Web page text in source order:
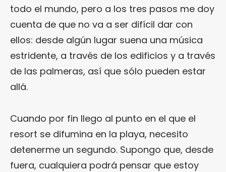
todo el mundo, pero a los tres pasos me doy
cuenta de que no va a ser difícil dar con
ellos: desde algún lugar suena una música
estridente, a través de los edificios y a través
de las palmeras, así que sólo pueden estar
allá.
Cuando por fin llego al punto en el que el
resort se difumina en la playa, necesito
detenerme un segundo. Supongo que, desde
fuera, cualquiera podrá pensar que estoy